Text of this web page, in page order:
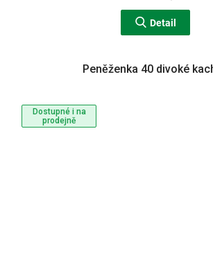
Detail
Dostupné i na
prodejně
Peněženka 40 divoké